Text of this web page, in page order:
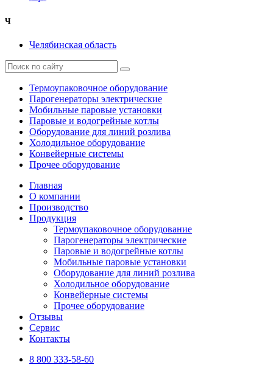
Ч
Челябинская область
Термоупаковочное оборудование
Парогенераторы электрические
Мобильные паровые установки
Паровые и водогрейные котлы
Оборудование для линий розлива
Холодильное оборудование
Конвейерные системы
Прочее оборудование
Главная
О компании
Производство
Продукция
Термоупаковочное оборудование
Парогенераторы электрические
Паровые и водогрейные котлы
Мобильные паровые установки
Оборудование для линий розлива
Холодильное оборудование
Конвейерные системы
Прочее оборудование
Отзывы
Сервис
Контакты
8 800 333-58-60